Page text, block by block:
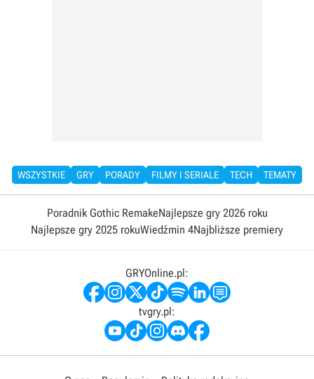
WSZYSTKIE GRY PORADY FILMY I SERIALE TECH TEMATY
Poradnik Gothic RemakeNajlepsze gry 2026 roku
Najlepsze gry 2025 rokuWiedźmin 4Najbliższe premiery
GRYOnline.pl:
tvgry.pl: